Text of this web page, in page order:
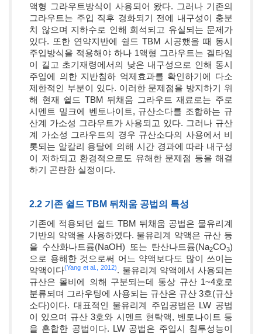
액형 그라우트방식이 사용되어 왔다. 그러나 기존의
그라우트는 주입 직후 경화되기 전에 내구성이 충분
치 않으며 지하수로 인해 희석되고 유실되는 문제가
있다. 또한 연약지반에 쉴드 TBM 시공했을 때 동시
주입방식을 적용해야 하나 1액형 그라우트는 겔타임
이 길고 초기재령에서의 낮은 내구성으로 인해 동시
주입에 의한 지반침하 억제효과를 확인하기에 다소
제한적인 부분이 있다. 이러한 문제점을 방지하기 위
해 현재 쉴드 TBM 뒤채움 그라우트 재료로는 주로
시멘트 밀크에 벤토나이트, 규산소다를 조합하는 규
산계 가소성 그라우트가 사용되고 있다. 그러나 규산
계 가소성 그라우트의 경우 규산소다의 사용에서 비
롯되는 알칼리 용탈에 의해 시간 경과에 따라 내구성
이 저하되고 환경적으로도 유해한 문제점 등을 해결
하기 곤란한 실정이다.
2.2 기존 쉴드 TBM 뒤채움 공법의 특성
기존에 적용되던 쉴드 TBM 뒤채움 공법은 물유리계
기반의 약액을 사용하였다. 물유리계 약액은 규산 등
을 수산화나트륨(NaOH) 또는 탄산나트륨(Na2CO3)
으로 용해한 것으로써 어느 약액보다도 많이 쓰이는
약액이다(Yang et al., 2012). 물유리계 약액에서 사용되는
규산은 몰비에 의해 구분되는데 통상 규산 1~4호로
분류되며 그라우팅에 사용되는 규산은 규산 3호(규산
소다)이다. 대표적인 물유리계 주입공법은 LW 공법
이 있으며 규산 3호와 시멘트 현탁액, 벤토나이트 등
을 혼합한 공법이다. LW 공법은 주입시 침투성능이